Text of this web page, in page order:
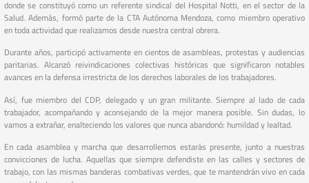
donde se constituyó como un referente sindical del Hospital Notti, en el sector de la
Salud. Además, formó parte de la CTA Autónoma Mendoza, como miembro operativo
en toda actividad que realizamos desde nuestra central obrera.
Durante años, participó activamente en cientos de asambleas, protestas y audiencias
paritarias. Alcanzó reivindicaciones colectivas históricas que significaron notables
avances en la defensa irrestricta de los derechos laborales de los trabajadores.
Así, fue miembro del CDP, delegado y un gran militante. Siempre al lado de cada
trabajador, acompañando y aconsejando de la mejor manera posible. Sin dudas, lo
vamos a extrañar, enalteciendo los valores que nunca abandonó: humildad y lealtad.
En cada asamblea y marcha que desarrollemos estarás presente, junto a nuestras
convicciones de lucha. Aquellas que siempre defendiste en las calles y sectores de
trabajo, con las mismas banderas combativas verdes, que te mantendrán vivo en cada